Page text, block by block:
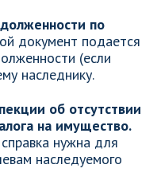
по
документ подается
(если
наследнику.
об отсутствии
на имущество.
нужна для
наследуемого